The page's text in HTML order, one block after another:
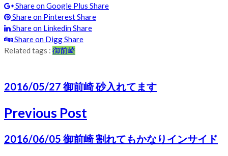
Share on Google Plus Share
Share on PinterestShare
Share on LinkedinShare
Share on DiggShare
Related tags : 御前崎
2016/05/27 御前崎 砂入れてます
Previous Post
2016/06/05 御前崎 割れてもかなりインサイド